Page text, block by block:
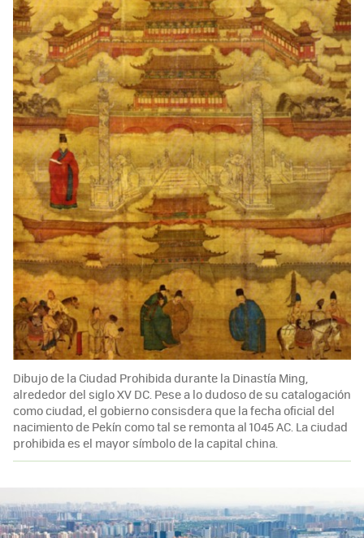
Dibujo de la Ciudad Prohibida durante la Dinastía Ming,
alrededor del siglo XV DC. Pese a lo dudoso de su catalogación
como ciudad, el gobierno consisdera que la fecha oficial del
nacimiento de Pekín como tal se remonta al 1045 AC. La ciudad
prohibida es el mayor símbolo de la capital china.